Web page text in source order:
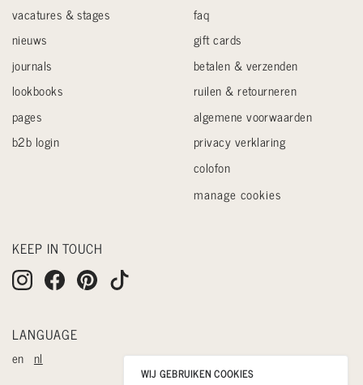
vacatures & stages
nieuws
journals
lookbooks
pages
b2b login
faq
gift cards
betalen & verzenden
ruilen & retourneren
algemene voorwaarden
privacy verklaring
colofon
manage cookies
KEEP IN TOUCH
LANGUAGE
en nl
WIJ GEBRUIKEN COOKIES